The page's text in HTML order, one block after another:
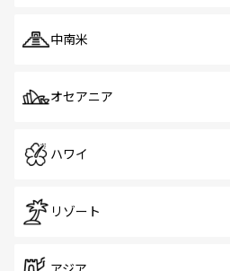
中南米
オセアニア
ハワイ
リゾート